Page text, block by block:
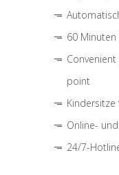
60
point
Kindersitze
Online-
24/7-